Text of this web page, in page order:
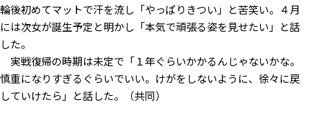
輪後初めてマットで汗を流し「やっぱりきつい」と苦笑い。４月
には次女が誕生予定と明かし「本気で頑張る姿を見せたい」と話
した。
実戦復帰の時期は未定で「１年ぐらいかかるんじゃないかな。
慎重になりすぎるぐらいでいい。けがをしないように、徐々に戻
していけたら」と話した。（共同）